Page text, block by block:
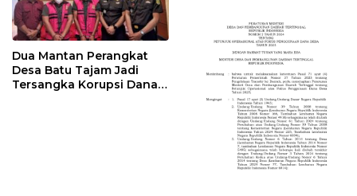
Dua Mantan Perangkat
Desa Batu Tajam Jadi
Tersangka Korupsi Dana